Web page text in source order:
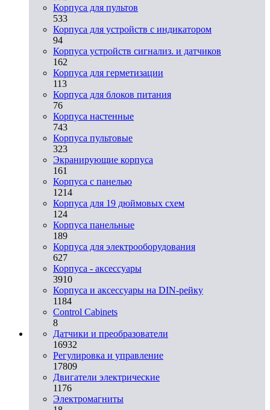
Корпуса для пультов
533
Корпуса для устройств с индикатором
94
Корпуса устройств сигнализ. и датчиков
162
Корпуса для герметизации
113
Корпуса для блоков питания
76
Корпуса настенные
743
Корпуса пультовые
323
Экранирующие корпуса
161
Корпуса с панелью
1214
Корпуса для 19 дюймовых схем
124
Корпуса панельные
189
Корпуса для электрооборудования
627
Корпуса - аксессуары
3910
Корпуса и аксессуары на DIN-рейку
1184
Control Cabinets
8
Датчики и преобразователи
16932
Регулировка и управление
17809
Двигатели электрические
1176
Электромагниты